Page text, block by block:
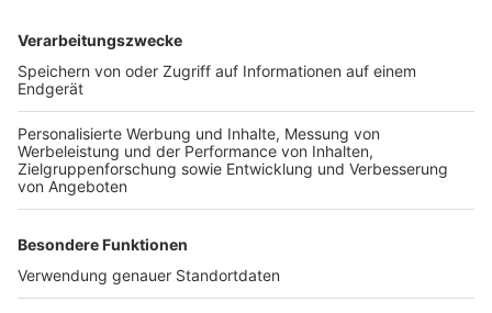
Wartezeit spontan einen Impftermin. Nach Angaben
des Gesundheitsamts handelt es sich dabei allerdings
um Falschmeldungen. Überschüssige Impfdosen
werden immer als Reserve behalten oder kurzfristig an
Menschen aus der aktuellen Priorisierungsgruppe
vergeben. Wer für eine solche Spontan-Impfung in
Frage kommt, erfährt das aber definitiv nicht bei
immer direkt vom Gesundheitsamt kontaktiert. Daher
macht es auch keinen Sinn auf eine "Spontan-Impfung"
zu hoffen und ohne Termin ins Impfzentrum zu